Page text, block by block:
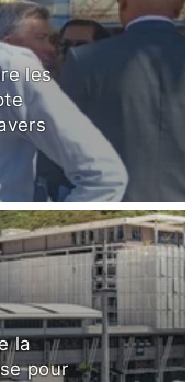
les
la
pour